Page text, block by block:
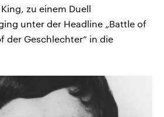
zu einem Duell
unter der Headline „Battle of
der Geschlechter“ in die